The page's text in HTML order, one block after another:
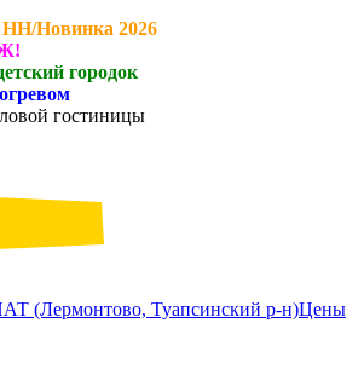
НН/Новинка 2026
городок
гостиницы
(Лермонтово, Туапсинский р-н)Цены